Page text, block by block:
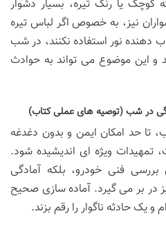
کوچک یا رنگ تیره، بسیار دشوار
نیز، به خصوص اگر لباس تیره
دهنده نور استفاده نکنند، در شب
این موضوع می تواند به حوادث
در شب (توصیه های عملی کتاب)
تا حد امکان ایمن و بدون دغدغه
تمهیدات ویژه ای اندیشیده شود.
فنی خودرو، بلکه آمادگی
در بر می گیرد. آماده سازی صحیح
یک حادثه ناگوار را رقم بزند.